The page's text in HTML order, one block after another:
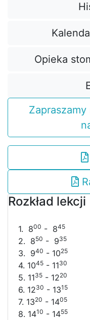
Opieka
Rozkład lekcji
1. 800 - 845
2. 850 - 935
3. 940 - 1025
4. 1045 - 1130
5. 1135 - 1220
6. 1230 - 1315
7. 1320 - 1405
8. 1410 - 1455